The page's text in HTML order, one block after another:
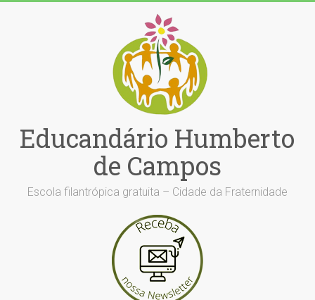
Educandário Humberto
de Campos
Escola filantrópica gratuita – Cidade da Fraternidade